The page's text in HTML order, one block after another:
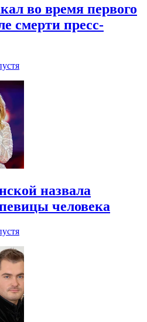
во время первого
смерти пресс-
назвала
человека